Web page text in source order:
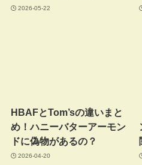
2026-05-22
HBAFとTom’sの違いまと
め！ハニーバターアーモン
ドに偽物があるの？
2026-04-20